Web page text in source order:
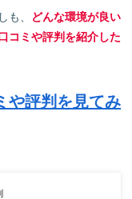
も、
どんな環境が良い
コミや評判を紹介した
や評判を見てみ